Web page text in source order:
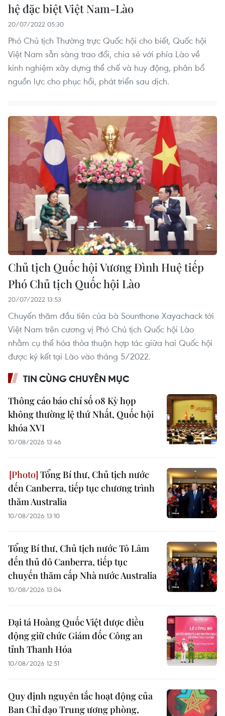
hệ đặc biệt Việt Nam-Lào
20/07/2022 05:30
Phó Chủ tịch Thường trực Quốc hội cho biết, Quốc hội
Việt Nam sẵn sàng trao đổi, chia sẻ với phía Lào về
kinh nghiệm xây dựng thể chế và huy động, phân bổ
nguồn lực cho phục hồi, phát triển sau dịch.
Chủ tịch Quốc hội Vương Đình Huệ tiếp
Phó Chủ tịch Quốc hội Lào
20/07/2022 13:53
Chuyến thăm đầu tiên của bà Sounthone Xayachack tới
Việt Nam trên cương vị Phó Chủ tịch Quốc hội Lào
nhằm cụ thể hóa thỏa thuận hợp tác giữa hai Quốc hội
được ký kết tại Lào vào tháng 5/2022.
TIN CÙNG CHUYÊN MỤC
Thông cáo báo chí số 08 Kỳ họp
không thường lệ thứ Nhất, Quốc hội
khóa XVI
10/08/2026 13:46
Tổng Bí thư, Chủ tịch nước
đến Canberra, tiếp tục chương trình
thăm Australia
10/08/2026 13:10
Tổng Bí thư, Chủ tịch nước Tô Lâm
đến thủ đô Canberra, tiếp tục
chuyến thăm cấp Nhà nước Australia
10/08/2026 13:04
Đại tá Hoàng Quốc Việt được điều
động giữ chức Giám đốc Công an
tỉnh Thanh Hóa
10/08/2026 12:51
Quy định nguyên tắc hoạt động của
Ban Chỉ đạo Trung ương phòng,